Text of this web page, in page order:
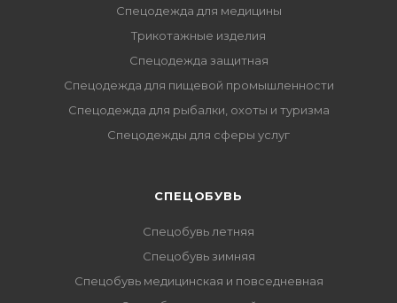
Спецодежда для медицины
Трикотажные изделия
Спецодежда защитная
Спецодежда для пищевой промышленности
Спецодежда для рыбалки, охоты и туризма
Спецодежды для сферы услуг
CПЕЦОБУВЬ
Спецобувь летняя
Спецобувь зимняя
Спецобувь медицинская и повседневная